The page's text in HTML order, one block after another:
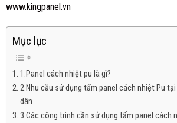
www.kingpanel.vn
Mục lục
1.Panel cách nhiệt pu là gì?
2.Nhu cầu sử dụng tấm panel cách nhiệt Pu
dân
3.Các công trình cần sử dụng tấm panel cách